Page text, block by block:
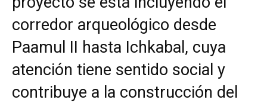
corredor arqueológico desde
Paamul II hasta Ichkabal, cuya
atención tiene sentido social y
contribuye a la construcción del